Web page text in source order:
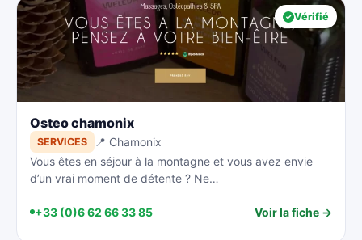
Vérifié
Osteo chamonix
SERVICES
📍 Chamonix
Vous êtes en séjour à la montagne et vous avez envie
d’un vrai moment de détente ? Ne…
+33 (0)6 62 66 33 85 Voir la fiche →